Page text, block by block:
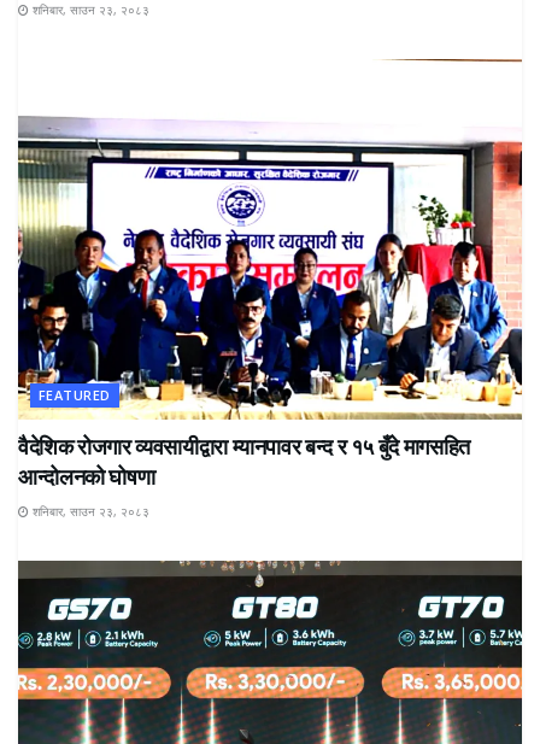
शनिबार, साउन २३, २०८३
FEATURED
वैदेशिक रोजगार व्यवसायीद्वारा म्यानपावर बन्द र १५ बुँदे मागसहित
आन्दोलनको घोषणा
शनिबार, साउन २३, २०८३